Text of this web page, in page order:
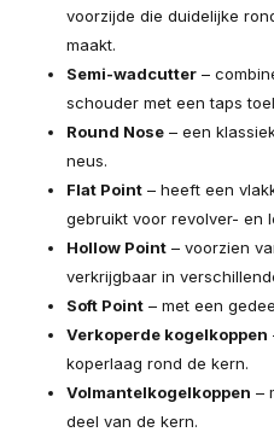
voorzijde die duidelijke
maakt.
Semi-wadcutter –
schouder met een taps
Round Nose – een
neus.
Flat Point – heeft een
gebruikt voor revolver- en
Hollow Point – voorzien
verkrijgbaar in
Soft Point – met een
Verkoperde kogelkoppen
koperlaag rond de kern.
Volmantelkogelkoppen –
deel van de kern.